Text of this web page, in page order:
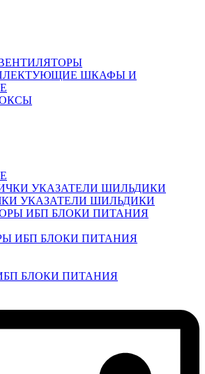
ШКАФЫ И
УКАЗАТЕЛИ ШИЛЬДИКИ
ИБП БЛОКИ ПИТАНИЯ
БЛОКИ ПИТАНИЯ